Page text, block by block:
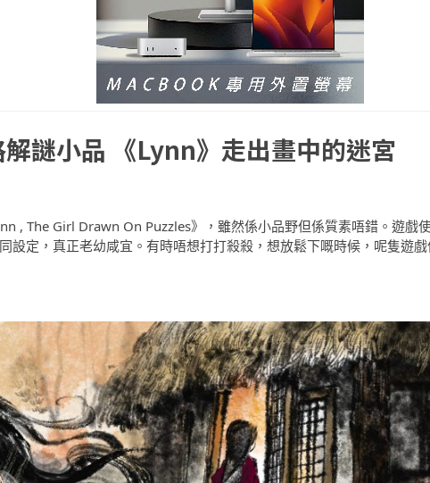
解謎小品 《Lynn》走出畫中的迷宮
, The Girl Drawn On Puzzles》，雖然係小品野但係質素唔錯。遊戲
設定，真正老幼咸宜。有時唔想打打殺殺，想放鬆下嘅時候，呢隻遊